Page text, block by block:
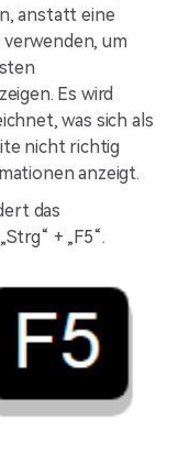
anstatt eine
um
Es wird
was sich als
nicht richtig
anzeigt.
das
+ „F5“.